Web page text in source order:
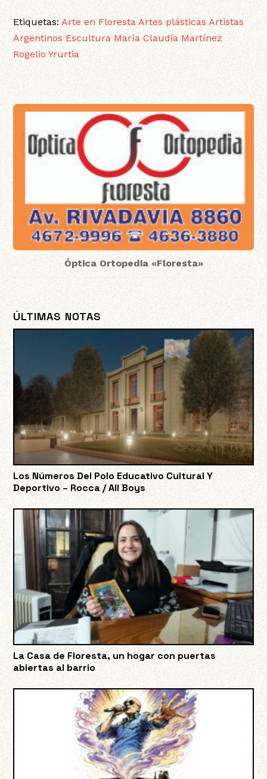
Etiquetas:Arte en Floresta Artes plásticas Artistas
Argentinos Escultura María Claudia Martínez
Rogelio Yrurtia
Óptica Ortopedia «Floresta»
ÚLTIMAS NOTAS
Los Números Del Polo Educativo Cultural Y
Deportivo – Rocca / All Boys
La Casa de Floresta, un hogar con puertas
abiertas al barrio